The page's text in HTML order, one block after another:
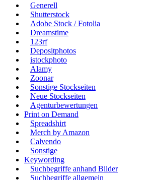
Generell
Shutterstock
Adobe Stock / Fotolia
Dreamstime
123rf
Depositphotos
istockphoto
Alamy
Zoonar
Sonstige Stockseiten
Neue Stockseiten
Agenturbewertungen
Print on Demand
Spreadshirt
Merch by Amazon
Calvendo
Sonstige
Keywording
Suchbegriffe anhand Bilder
Suchbegriffe allgemein